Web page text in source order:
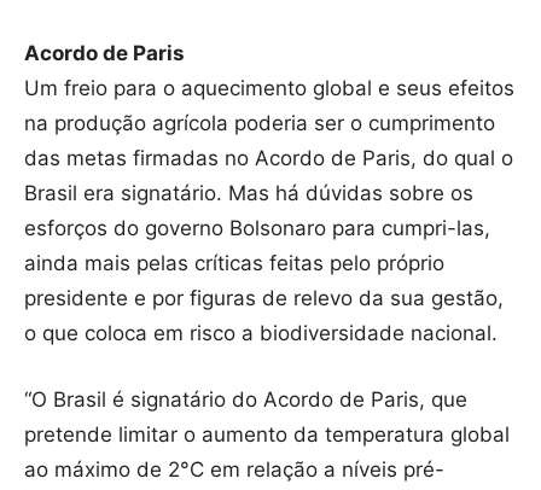
Acordo de Paris
Um freio para o aquecimento global e seus efeitos
na produção agrícola poderia ser o cumprimento
das metas firmadas no Acordo de Paris, do qual o
Brasil era signatário. Mas há dúvidas sobre os
esforços do governo Bolsonaro para cumpri-las,
ainda mais pelas críticas feitas pelo próprio
presidente e por figuras de relevo da sua gestão,
o que coloca em risco a biodiversidade nacional.
“O Brasil é signatário do Acordo de Paris, que
pretende limitar o aumento da temperatura global
ao máximo de 2°C em relação a níveis pré-